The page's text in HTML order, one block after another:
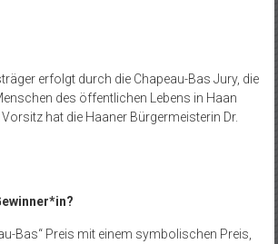
erfolgt durch die Chapeau-Bas Jury, die
des öffentlichen Lebens in Haan
hat die Haaner Bürgermeisterin Dr.
Bas“ Preis mit einem symbolischen Preis,